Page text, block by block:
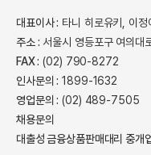
대표이사 : 타니 히로유키, 이정
주소 : 서울시 영등포구 여의대
FAX : (02) 790-8272
인사문의 : 1899-1632
영업문의 : (02) 489-7505
채용문의
대출성 금융상품판매대리 중